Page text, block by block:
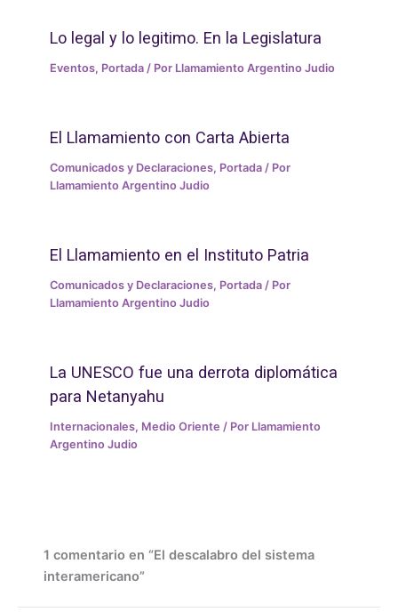
Lo legal y lo legitimo. En la Legislatura
Eventos, Portada / Por Llamamiento Argentino Judio
El Llamamiento con Carta Abierta
Comunicados y Declaraciones, Portada / Por
Llamamiento Argentino Judio
El Llamamiento en el Instituto Patria
Comunicados y Declaraciones, Portada / Por
Llamamiento Argentino Judio
La UNESCO fue una derrota diplomática
para Netanyahu
Internacionales, Medio Oriente / Por Llamamiento
Argentino Judio
1 comentario en “El descalabro del sistema
interamericano”